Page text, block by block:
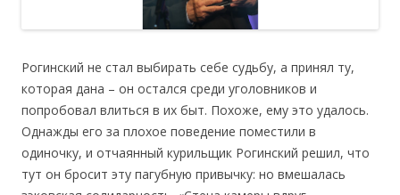
Рогинский не стал выбирать себе судьбу, а принял ту,
которая дана – он остался среди уголовников и
попробовал влиться в их быт. Похоже, ему это удалось.
Однажды его за плохое поведение поместили в
одиночку, и отчаянный курильщик Рогинский решил, что
тут он бросит эту пагубную привычку: но вмешалась